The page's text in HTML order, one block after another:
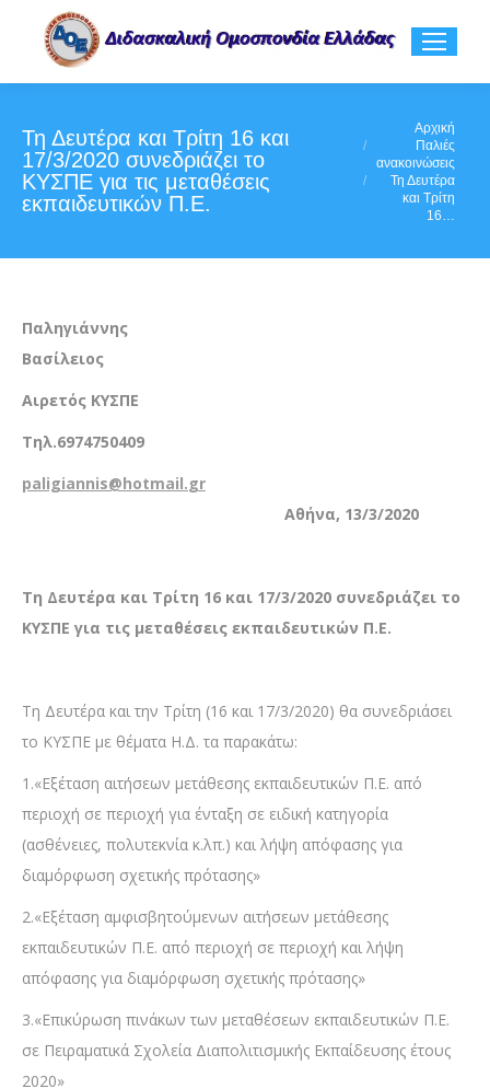
Τη Δευτέρα και Τρίτη 16 και
17/3/2020 συνεδριάζει το
ΚΥΣΠΕ για τις μεταθέσεις
εκπαιδευτικών Π.Ε.
You are here:Αρχική
Παλιές
ανακοινώσεις
Τη Δευτέρα
και Τρίτη
16…
Παληγιάννης
Βασίλειος
Αιρετός ΚΥΣΠΕ
Τηλ.6974750409
paligiannis@hotmail.gr
Αθήνα, 13/3/2020
Τη Δευτέρα και Τρίτη 16 και 17/3/2020 συνεδριάζει το
ΚΥΣΠΕ για τις μεταθέσεις εκπαιδευτικών Π.Ε.
Τη Δευτέρα και την Τρίτη (16 και 17/3/2020) θα συνεδριάσει
το ΚΥΣΠΕ με θέματα Η.Δ. τα παρακάτω:
1.«Εξέταση αιτήσεων μετάθεσης εκπαιδευτικών Π.Ε. από
περιοχή σε περιοχή για ένταξη σε ειδική κατηγορία
(ασθένειες, πολυτεκνία κ.λπ.) και λήψη απόφασης για
διαμόρφωση σχετικής πρότασης»
2.«Εξέταση αμφισβητούμενων αιτήσεων μετάθεσης
εκπαιδευτικών Π.Ε. από περιοχή σε περιοχή και λήψη
απόφασης για διαμόρφωση σχετικής πρότασης»
3.«Επικύρωση πινάκων των μεταθέσεων εκπαιδευτικών Π.Ε.
σε Πειραματικά Σχολεία Διαπολιτισμικής Εκπαίδευσης έτους
2020»